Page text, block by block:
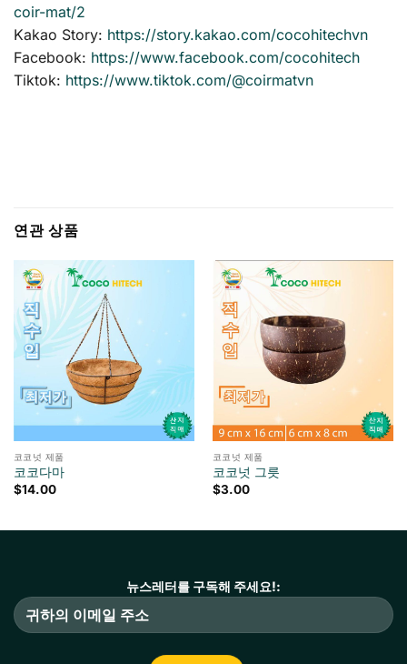
coir-mat/2
Kakao Story: https://story.kakao.com/cocohitechvn
Facebook: https://www.facebook.com/cocohitech
Tiktok: https://www.tiktok.com/@coirmatvn
연관 상품
코코넛 제품
코코다마
$14.00
코코넛 제품
코코넛 그릇
$3.00
뉴스레터를 구독해 주세요!: